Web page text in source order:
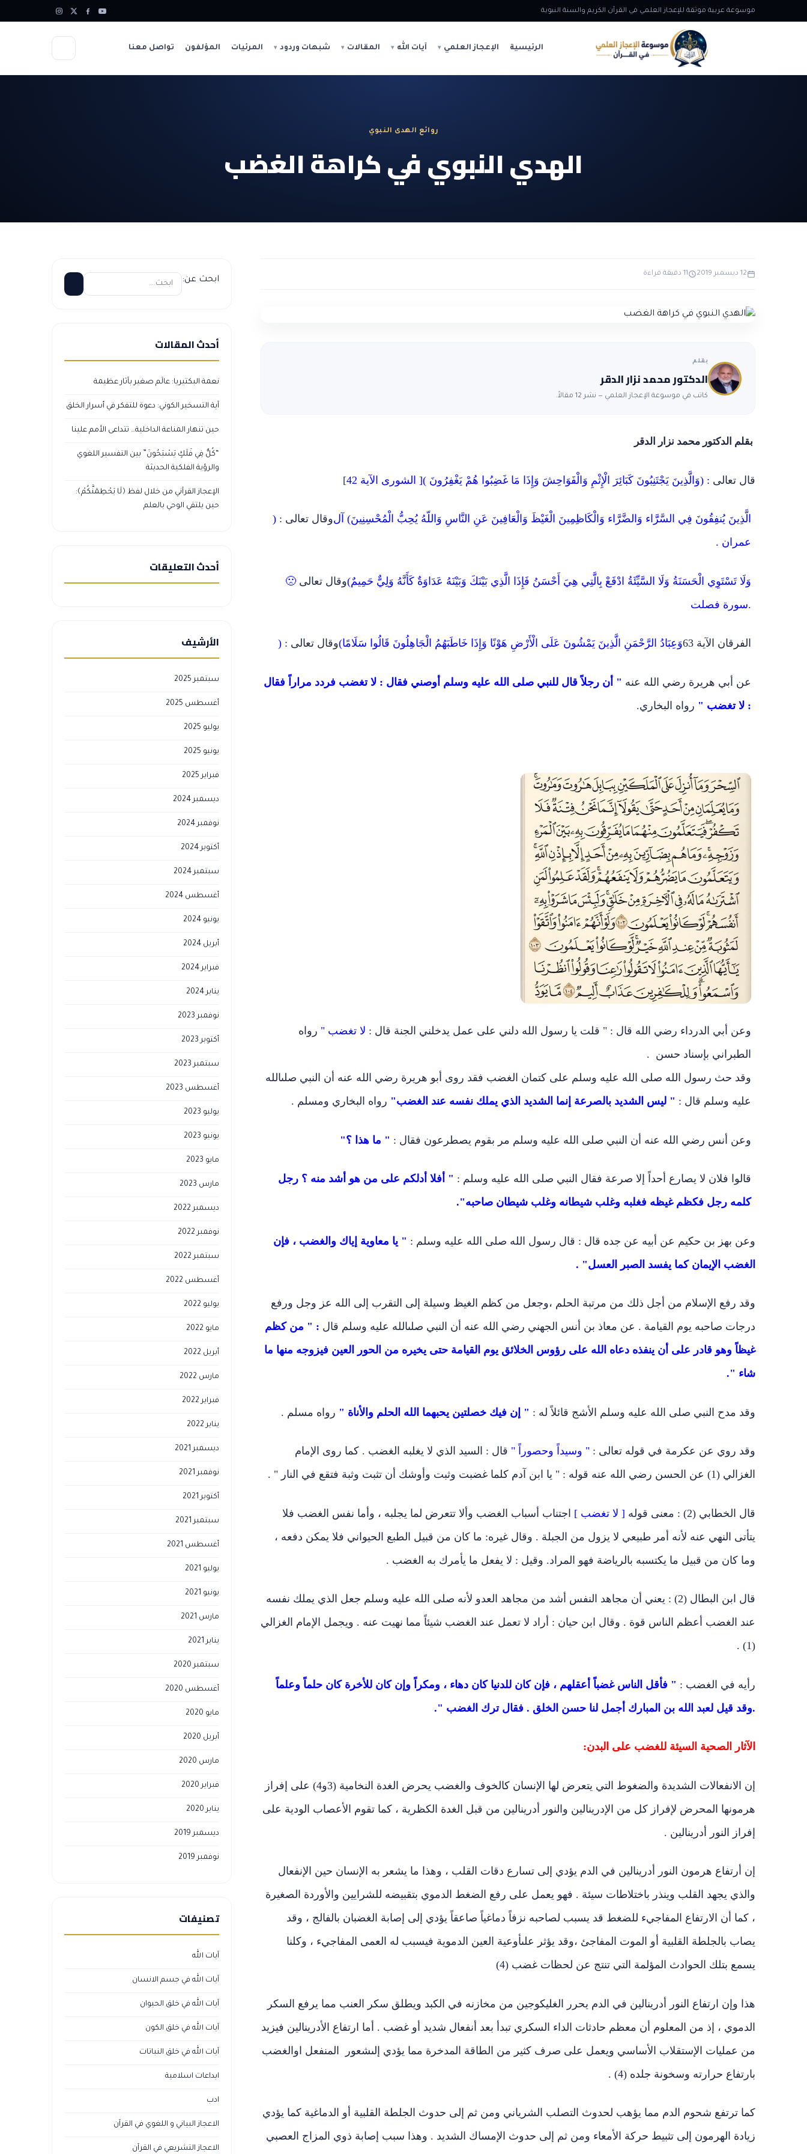
موسوعة عربية موثقة للإعجاز العلمي في القرآن الكريم والسنة النبوية
الرئيسية الإعجاز العلمي آيات الله المقالات شبهات وردود المرئيات المؤلفون تواصل معنا
روائع الهدى النبوي
الهدي النبوي في كراهة الغضب
12 ديسمبر 2019 11 دقيقة قراءة
بقلم
الدكتور محمد نزار الدقر
كاتب في موسوعة الإعجاز العلمي — نشر 12 مقالاً.
بقلم الدكتور محمد نزار الدقر
قال تعالى : (وَالَّذِينَ يَجْتَنِبُونَ كَبَائِرَ الْإِثْمِ وَالْفَوَاحِشَ وَإِذَا مَا غَضِبُوا هُمْ يَغْفِرُونَ )[ الشورى الآية 42 ]
وقال تعالى : (
الَّذِينَ يُنفِقُونَ فِي السَّرَّاء وَالضَّرَّاء وَالْكَاظِمِينَ الْغَيْظَ وَالْعَافِينَ عَنِ النَّاسِ وَاللّهُ يُحِبُّ الْمُحْسِنِينَ) آل
عمران .
وقال تعالى 🙁
وَلَا تَسْتَوِي الْحَسَنَةُ وَلَا السَّيِّئَةُ ادْفَعْ بِالَّتِي هِيَ أَحْسَنُ فَإِذَا الَّذِي بَيْنَكَ وَبَيْنَهُ عَدَاوَةٌ كَأَنَّهُ وَلِيٌّ حَمِيمٌ)
سورة فصلت.
وقال تعالى : ( وَعِبَادُ الرَّحْمَنِ الَّذِينَ يَمْشُونَ عَلَى الْأَرْضِ هَوْنًا وَإِذَا خَاطَبَهُمُ الْجَاهِلُونَ قَالُوا سَلَامًا) الفرقان الآية 63
عن أبي هريرة رضي الله عنه " أن رجلاً قال للنبي صلى الله عليه وسلم أوصني فقال : لا تغضب فردد مراراً فقال
: لا تغضب " رواه البخاري.
وعن أبي الدرداء رضي الله قال : " قلت يا رسول الله دلني على عمل يدخلني الجنة قال : لا تغضب " رواه
الطبراني بإسناد حسن .
وقد حث رسول الله صلى الله عليه وسلم على كتمان الغضب فقد روى أبو هريرة رضي الله عنه أن النبي صلىالله
عليه وسلم قال : " ليس الشديد بالصرعة إنما الشديد الذي يملك نفسه عند الغضب" رواه البخاري ومسلم .
وعن أنس رضي الله عنه أن النبي صلى الله عليه وسلم مر بقوم يصطرعون فقال : " ما هذا ؟"
قالوا فلان لا يصارع أحداً إلا صرعة فقال النبي صلى الله عليه وسلم : " أفلا أدلكم على من هو أشد منه ؟ رجل
كلمه رجل فكظم غيظه فغلبه وغلب شيطانه وغلب شيطان صاحبه".
وعن بهز بن حكيم عن أبيه عن جده قال : قال رسول الله صلى الله عليه وسلم : " يا معاوية إياك والغضب ، فإن
الغضب الإيمان كما يفسد الصبر العسل" .
وقد رفع الإسلام من أجل ذلك من مرتبة الحلم ،وجعل من كظم الغيظ وسيلة إلى التقرب إلى الله عز وجل ورفع
درجات صاحبه يوم القيامة . عن معاذ بن أنس الجهني رضي الله عنه أن النبي صلىالله عليه وسلم قال : " من كظم
غيظاً وهو قادر على أن ينفذه دعاه الله على رؤوس الخلائق يوم القيامة حتى يخيره من الحور العين فيزوجه منها ما
شاء ".
وقد مدح النبي صلى الله عليه وسلم الأشج قائلاً له : " إن فيك خصلتين يحبهما الله الحلم والأناة " رواه مسلم .
وقد روي عن عكرمة في قوله تعالى : " وسيداً وحصوراً " قال : السيد الذي لا يغلبه الغضب . كما روى الإمام
الغزالي (1) عن الحسن رضي الله عنه قوله : " يا ابن آدم كلما غضبت وثبت وأوشك أن تثبت وثبة فتقع في النار " .
قال الخطابي (2) : معنى قوله [ لا تغضب ] اجتناب أسباب الغضب وألا تتعرض لما يجلبه ، وأما نفس الغضب فلا
يتأتى النهي عنه لأنه أمر طبيعي لا يزول من الجبلة . وقال غيره: ما كان من قبيل الطبع الحيواني فلا يمكن دفعه ،
وما كان من قبيل ما يكتسبه بالرياضة فهو المراد. وقيل : لا يفعل ما يأمرك به الغضب .
قال ابن البطال (2) : يعني أن مجاهد النفس أشد من مجاهد العدو لأنه صلى الله عليه وسلم جعل الذي يملك نفسه
عند الغضب أعظم الناس قوة . وقال ابن حيان : أراد لا تعمل عند الغضب شيئاً مما نهيت عنه . ويجمل الإمام الغزالي
(1) .
رأيه في الغضب : " فأقل الناس غضباً أعقلهم ، فإن كان للدنيا كان دهاء ، ومكراً وإن كان للأخرة كان حلماً وعلماً
.وقد قيل لعبد الله بن المبارك أجمل لنا حسن الخلق . فقال ترك الغضب ".
الآثار الصحية السيئة للغضب على البدن:
إن الانفعالات الشديدة والضغوط التي يتعرض لها الإنسان كالخوف والغضب يحرض الغدة النخامية (3و4) على إفراز
هرمونها المحرض لإفراز كل من الإدرينالين والنور أدرينالين من قبل الغدة الكظرية ، كما تقوم الأعصاب الودية على
إفراز النور أدرينالين .
إن أرتفاع هرمون النور أدرينالين في الدم يؤدي إلى تسارع دقات القلب ، وهذا ما يشعر به الإنسان حين الإنفعال
والذي يجهد القلب وينذر باختلاطات سيئة . فهو يعمل على رفع الضغط الدموي بتقبيضه للشرايين والأوردة الصغيرة
، كما أن الارتفاع المفاجيء للضغط قد يسبب لصاحبه نزفاً دماغياً صاعقاً يؤدي إلى إصابة الغضبان بالفالج ، وقد
يصاب بالجلطة القلبية أو الموت المفاجئ ،وقد يؤثر علىأوعية العين الدموية فيسبب له العمى المفاجيء ، وكلنا
يسمع بتلك الحوادث المؤلمة التي تنتج عن لحظات غضب (4)
هذا وإن ارتفاع النور أدرينالين في الدم يحرر الغليكوجين من مخازنه في الكبد ويطلق سكر العنب مما يرفع السكر
الدموي ، إذ من المعلوم أن معظم حادثات الداء السكري تبدأ بعد أنفعال شديد أو غضب . أما ارتفاع الأدرينالين فيزيد
من عمليات الإستقلاب الأساسي ويعمل على صرف كثير من الطاقة المدخرة مما يؤدي إلىشعور المنفعل اوالغضب
بارتفاع حرارته وسخونة جلده (4) .
كما ترتفع شحوم الدم مما يؤهب لحدوث التصلب الشرياني ومن ثم إلى حدوث الجلطة القلبية أو الدماغية كما يؤدي
زيادة الهرمون إلى تثبيط حركة الأمعاء ومن ثم إلى حدوث الإمساك الشديد . وهذا سبب إصابة ذوي المزاج العصبي
ابحث عن:
أحدث المقالات
نعمة البكتيريا: عالَم صغير بآثار عظيمة
آية التسخير الكوني: دعوة للتفكر في أسرار الخلق
حين تنهار المناعة الداخلية… تتداعى الأمم علينا
“كُلٌّ فِي فَلَكٍ يَسْبَحُونَ” بين التفسير اللغوي
والرؤية الفلكية الحديثة
الإعجاز القرآني من خلال لفظ ﴿لَا يَحْطِمَنَّكُمْ﴾:
حين يلتقي الوحي بالعلم
أحدث التعليقات
الأرشيف
سبتمبر 2025
أغسطس 2025
يوليو 2025
يونيو 2025
فبراير 2025
ديسمبر 2024
نوفمبر 2024
أكتوبر 2024
سبتمبر 2024
أغسطس 2024
يونيو 2024
أبريل 2024
فبراير 2024
يناير 2024
نوفمبر 2023
أكتوبر 2023
سبتمبر 2023
أغسطس 2023
يوليو 2023
يونيو 2023
مايو 2023
مارس 2023
ديسمبر 2022
نوفمبر 2022
سبتمبر 2022
أغسطس 2022
يوليو 2022
مايو 2022
أبريل 2022
مارس 2022
فبراير 2022
يناير 2022
ديسمبر 2021
نوفمبر 2021
أكتوبر 2021
سبتمبر 2021
أغسطس 2021
يوليو 2021
يونيو 2021
مارس 2021
يناير 2021
سبتمبر 2020
أغسطس 2020
مايو 2020
أبريل 2020
مارس 2020
فبراير 2020
يناير 2020
ديسمبر 2019
نوفمبر 2019
تصنيفات
آيات الله
آيات الله في جسم الانسان
آيات الله في خلق الحيوان
آيات الله في خلق الكون
آيات الله في خلق النباتات
ابداعات اسلامية
ادب
الاعجاز البياني و اللغوي في القرآن
الاعجاز التشريعي في القرآن